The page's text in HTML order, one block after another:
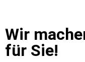
Wir
für Sie!​